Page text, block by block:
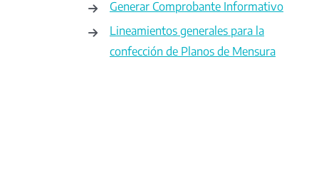
Generar Comprobante Informativo
Lineamientos generales para la
confección de Planos de Mensura